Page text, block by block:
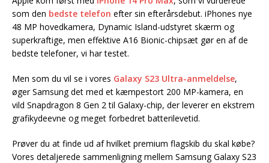
som den bedste telefon efter sin efterårsdebut. iPhones nye
48 MP hovedkamera, Dynamic Island-udstyret skærm og
superkraftige, men effektive A16 Bionic-chipsæt gør en af de
bedste telefoner, vi har testet.
Men som du vil se i vores Galaxy S23 Ultra-anmeldelse,
øger Samsung det med et kæmpestort 200 MP-kamera, en
vild Snapdragon 8 Gen 2 til Galaxy-chip, der leverer en ekstrem
grafikydeevne og meget forbedret batterilevetid.
Prøver du at finde ud af hvilket premium flagskib du skal købe?
Vores detaljerede sammenligning mellem Samsung Galaxy S23